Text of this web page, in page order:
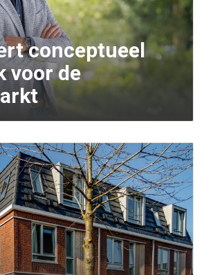
conceptueel
voor de